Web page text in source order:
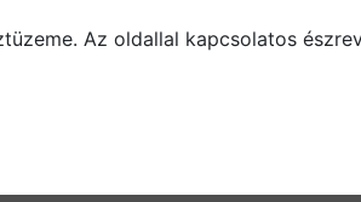
Az oldallal kapcsolatos